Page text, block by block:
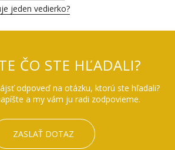
jeden vedierko?
ČO STE HĽADALI?
odpoveď na otázku, ktorú ste hľadali?
a my vám ju radi zodpovieme.
ZASLAŤ DOTAZ